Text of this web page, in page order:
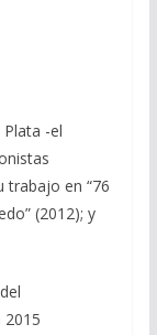
-el
trabajo en “76
(2012); y
2015